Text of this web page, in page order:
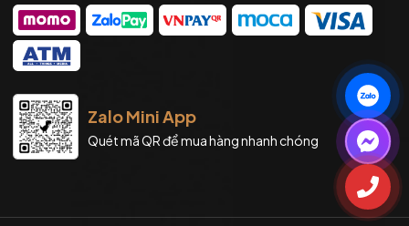
Zalo Mini App
Quét mã QR để mua hàng nhanh chóng